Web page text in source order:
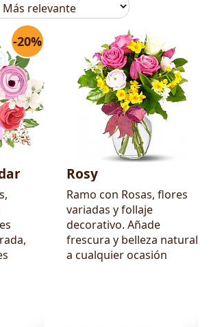
-20%
Rosy
Ramo con Rosas, flores
variadas y follaje
decorativo. Añade
frescura y belleza natural
a cualquier ocasión